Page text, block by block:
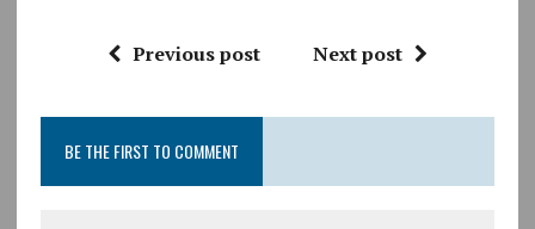
ce
o
o
k
it
r
k
dI
n
ai
g
Previous post Next post
BE THE FIRST TO COMMENT